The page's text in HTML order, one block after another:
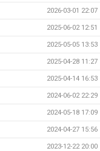
2026-03-01 22:07
2025-06-02 12:51
2025-05-05 13:53
2025-04-28 11:27
2025-04-14 16:53
2024-06-02 22:29
2024-05-18 17:09
2024-04-27 15:56
2023-12-22 20:00